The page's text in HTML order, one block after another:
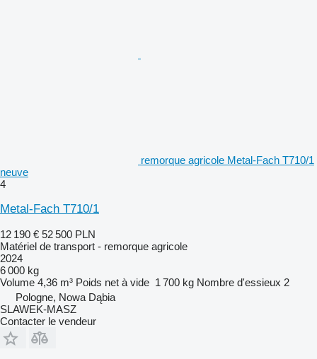
remorque agricole Metal-Fach T710/1
neuve
4
Metal-Fach T710/1
12 190 € 52 500 PLN
Matériel de transport - remorque agricole
2024
6 000 kg
Volume 4,36 m³ Poids net à vide 1 700 kg Nombre d'essieux 2
Pologne, Nowa Dąbia
SLAWEK-MASZ
Contacter le vendeur